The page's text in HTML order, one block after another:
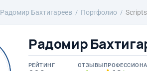
Радомир Бахтигареев Портфолио
Радомир
РЕЙТИНГ ОТЗЫВЫ